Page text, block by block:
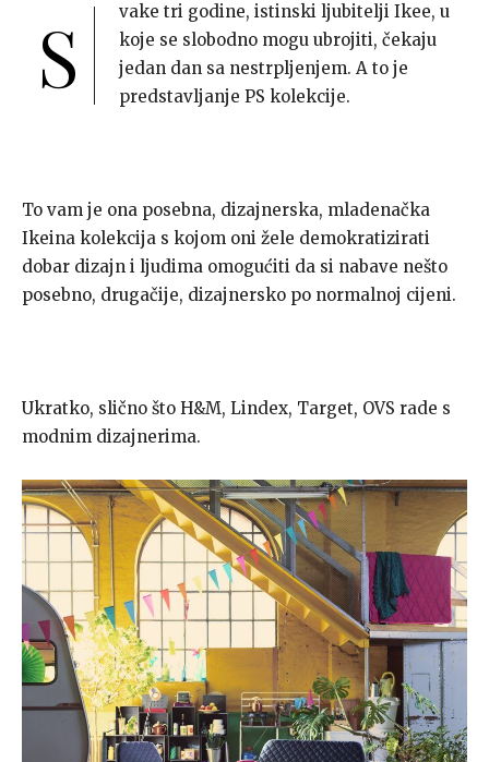
S
vake tri godine, istinski ljubitelji Ikee, u
koje se slobodno mogu ubrojiti, čekaju
jedan dan sa nestrpljenjem. A to je
predstavljanje PS kolekcije.
To vam je ona posebna, dizajnerska, mladenačka
Ikeina kolekcija s kojom oni žele demokratizirati
dobar dizajn i ljudima omogućiti da si nabave nešto
posebno, drugačije, dizajnersko po normalnoj cijeni.
Ukratko, slično što H&M, Lindex, Target, OVS rade s
modnim dizajnerima.